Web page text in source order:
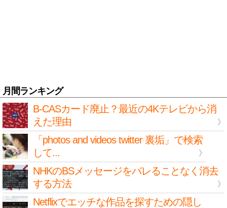
月間ランキング
B-CASカード廃止？最近の4Kテレビから消
えた理由
「photos and videos twitter 裏垢」で検索
して...
NHKのBSメッセージをバレることなく消去
する方法
Netflixでエッチな作品を探すための隠し